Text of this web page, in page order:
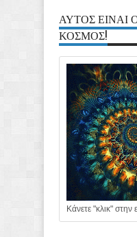
ΑΥΤΟΣ ΕΙΝΑΙ
ΚΟΣΜΟΣ!
Κάνετε "κλικ" στην